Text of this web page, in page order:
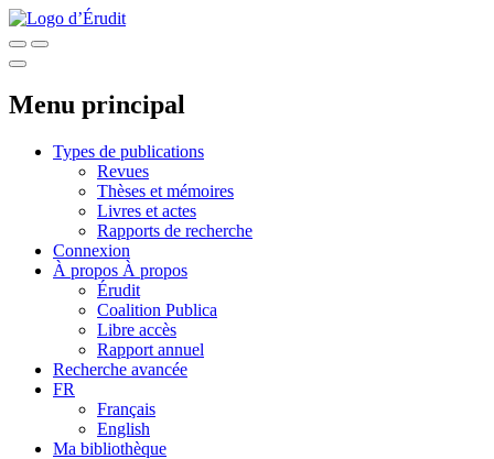
Menu principal
Types de publications
Revues
Thèses et mémoires
Livres et actes
Rapports de recherche
Connexion
À propos À propos
Érudit
Coalition Publica
Libre accès
Rapport annuel
Recherche avancée
FR
Français
English
Ma bibliothèque